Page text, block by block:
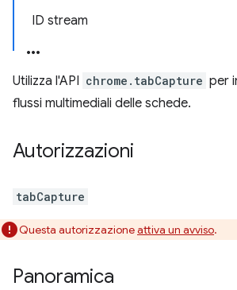
ID stream
Utilizza l'API chrome.tabCapture per
flussi multimediali delle schede.
Autorizzazioni
tabCapture
Questa autorizzazioneattiva un avviso.
Panoramica